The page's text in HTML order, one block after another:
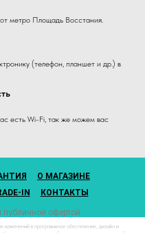
метро Площадь Восстания.
(телефон, планшет и др.) в
есть Wi-Fi, так же можем вас
О МАГАЗИНЕ
IN КОНТАКТЫ
публичной офертой
изменений в программное обеспечение, дизайн и